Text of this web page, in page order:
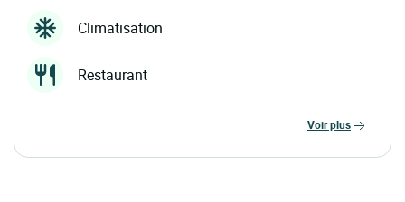
Climatisation
Restaurant
voir plus